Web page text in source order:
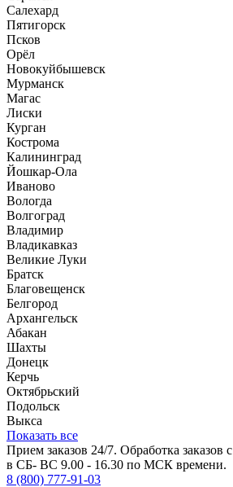
Салехард
Пятигорск
Псков
Орёл
Новокуйбышевск
Мурманск
Магас
Лиски
Курган
Кострома
Калининград
Йошкар-Ола
Иваново
Вологда
Волгоград
Владимир
Владикавказ
Великие Луки
Братск
Благовещенск
Белгород
Архангельск
Абакан
Шахты
Донецк
Керчь
Октябрьский
Подольск
Выкса
Показать все
Прием заказов 24/7. Обработка
в СБ- ВС 9.00 - 16.30 по МСК времени.
8 (800) 777-91-03